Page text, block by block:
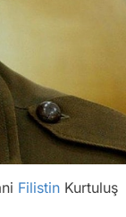
Filistin Kurtuluş